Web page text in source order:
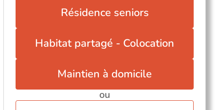
Résidence seniors
Habitat partagé - Colocation
Maintien à domicile
ou